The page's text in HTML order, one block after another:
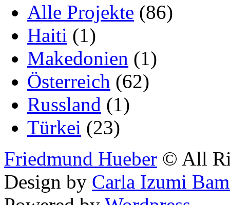
Alle Projekte (86)
Haiti (1)
Makedonien (1)
Österreich (62)
Russland (1)
Türkei (23)
Friedmund Hueber © All
Design by Carla Izumi